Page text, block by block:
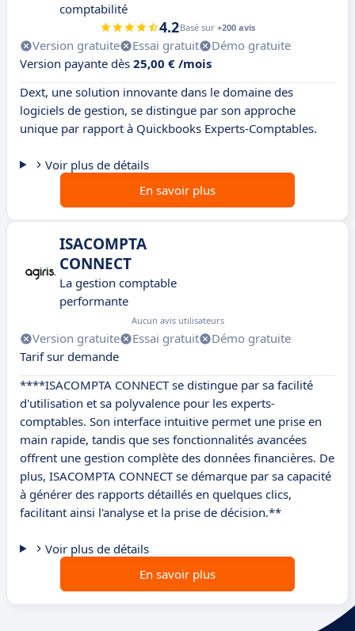
comptabilité
4.2Basé sur +200 avis
Version gratuite Essai gratuit
Démo gratuite
Version payante dès 25,00 € /mois
Dext, une solution innovante dans le domaine des
logiciels de gestion, se distingue par son approche
unique par rapport à Quickbooks Experts-Comptables.
Voir plus de détails
En savoir plus
ISACOMPTA
CONNECT
La gestion comptable
performante
Aucun avis utilisateurs
Version gratuite Essai gratuit
Démo gratuite
Tarif sur demande
****ISACOMPTA CONNECT se distingue par sa facilité
d'utilisation et sa polyvalence pour les experts-
comptables. Son interface intuitive permet une prise en
main rapide, tandis que ses fonctionnalités avancées
offrent une gestion complète des données financières. De
plus, ISACOMPTA CONNECT se démarque par sa capacité
à générer des rapports détaillés en quelques clics,
facilitant ainsi l'analyse et la prise de décision.**
Voir plus de détails
En savoir plus